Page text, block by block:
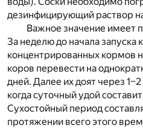
дезинфицирующий раствор
Важное значение имеет
За неделю до начала запуска
концентрированных кормов
коров перевести на
дней. Далее их доят через
когда суточный удой
Сухостойный период
протяжении всего этого